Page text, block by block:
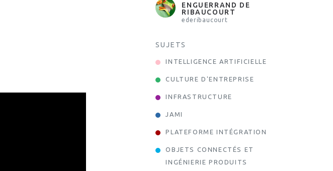
ENGUERRAND DE
RIBAUCOURT
ederibaucourt
SUJETS
INTELLIGENCE ARTIFICIELLE
CULTURE D'ENTREPRISE
INFRASTRUCTURE
JAMI
PLATEFORME INTÉGRATION
OBJETS CONNECTÉS ET
INGÉNIERIE PRODUITS